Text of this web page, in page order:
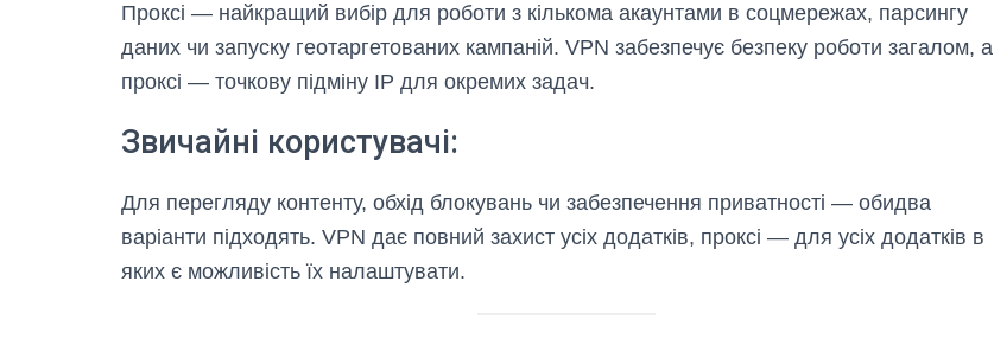
Проксі — найкращий вибір для роботи з кількома акаунтами в соцмережах, парсингу
даних чи запуску геотаргетованих кампаній. VPN забезпечує безпеку роботи загалом, а
проксі — точкову підміну IP для окремих задач.
Звичайні користувачі:
Для перегляду контенту, обхід блокувань чи забезпечення приватності — обидва
варіанти підходять. VPN дає повний захист усіх додатків, проксі — для усіх додатків в
яких є можливість їх налаштувати.